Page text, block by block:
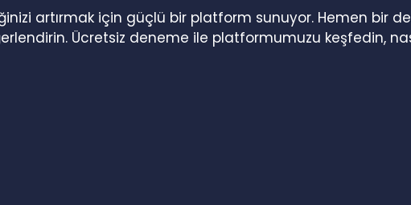
artırmak için güçlü bir platform sunuyor. Hemen bir
Ücretsiz deneme ile platformumuzu keşfedin,